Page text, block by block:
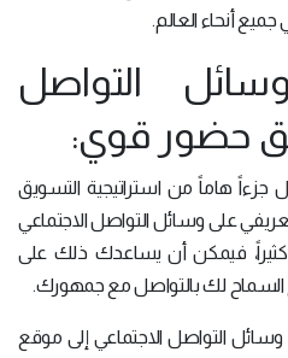
أنحاء العالم.
التواصل
حضور قوي:
جزءاً هاماً من استراتيجية التسويق
على وسائل التواصل الاجتماعي
فيمكن أن يساعدك ذلك على
السماح لك بالتواصل مع جمهورك.
التواصل الاجتماعي إلى موقع